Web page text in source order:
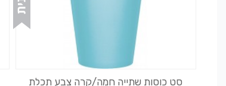
סט כוסות שתייה חמה/קרה צבע תכלת